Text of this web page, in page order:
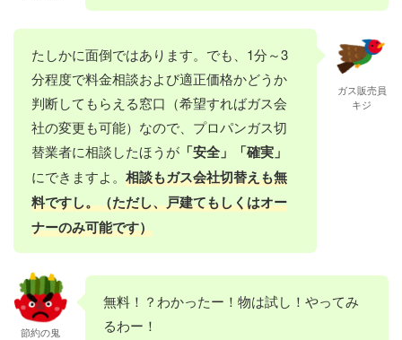
たしかに面倒ではあります。でも、1分～3
分程度で料金相談および適正価格かどうか
判断してもらえる窓口（希望すればガス会
社の変更も可能）なので、プロパンガス切
替業者に相談したほうが 「安全」「確実」
にできますよ。 相談もガス会社切替えも無
料ですし。（ただし、戸建てもしくはオー
ナーのみ可能です）
ガス販売員
キジ
節約の鬼
無料！？わかったー！物は試し！やってみ
るわー！